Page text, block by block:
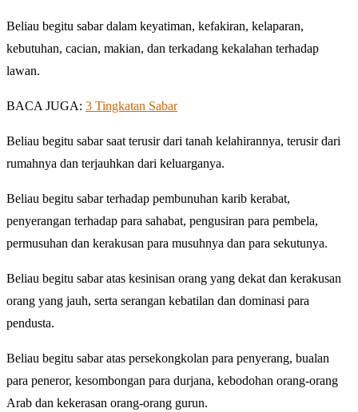
Beliau begitu sabar dalam keyatiman, kefakiran, kelaparan,
kebutuhan, cacian, makian, dan terkadang kekalahan terhadap
lawan.
BACA JUGA: 3 Tingkatan Sabar
Beliau begitu sabar saat terusir dari tanah kelahirannya, terusir dari
rumahnya dan terjauhkan dari keluarganya.
Beliau begitu sabar terhadap pembunuhan karib kerabat,
penyerangan terhadap para sahabat, pengusiran para pembela,
permusuhan dan kerakusan para musuhnya dan para sekutunya.
Beliau begitu sabar atas kesinisan orang yang dekat dan kerakusan
orang yang jauh, serta serangan kebatilan dan dominasi para
pendusta.
Beliau begitu sabar atas persekongkolan para penyerang, bualan
para peneror, kesombongan para durjana, kebodohan orang-orang
Arab dan kekerasan orang-orang gurun.